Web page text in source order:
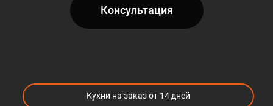
Консультация
Кухни на заказ от 14 дней